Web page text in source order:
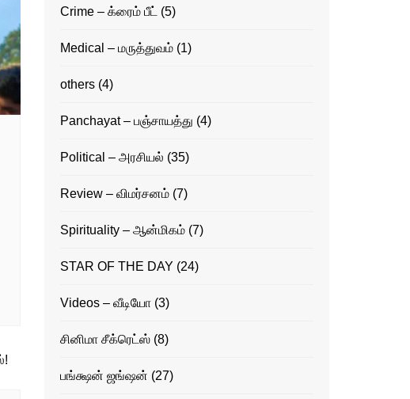
Crime – க்ரைம் பீட் (5)
Medical – மருத்துவம் (1)
others (4)
Panchayat – பஞ்சாயத்து (4)
Political – அரசியல் (35)
Review – விமர்சனம் (7)
Spirituality – ஆன்மிகம் (7)
STAR OF THE DAY (24)
Videos – வீடியோ (3)
சினிமா சீக்ரெட்ஸ் (8)
பங்க்ஷன் ஜங்ஷன் (27)